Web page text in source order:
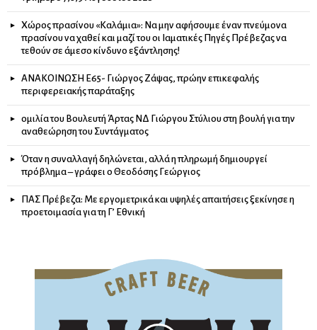
Χώρος πρασίνου «Καλάμια»: Να μην αφήσουμε έναν πνεύμονα
πρασίνου να χαθεί και μαζί του οι Ιαματικές Πηγές Πρέβεζας να
τεθούν σε άμεσο κίνδυνο εξάντλησης!
ΑΝΑΚΟΙΝΩΣΗ Ε65- Γιώργος Ζάψας, πρώην επικεφαλής
περιφερειακής παράταξης
ομιλία του Βουλευτή Άρτας ΝΔ Γιώργου Στύλιου στη βουλή για την
αναθεώρηση του Συντάγματος
Όταν η συναλλαγή δηλώνεται, αλλά η πληρωμή δημιουργεί
πρόβλημα – γράφει ο Θεοδόσης Γεώργιος
ΠΑΣ Πρέβεζα: Με εργομετρικά και υψηλές απαιτήσεις ξεκίνησε η
προετοιμασία για τη Γ’ Εθνική